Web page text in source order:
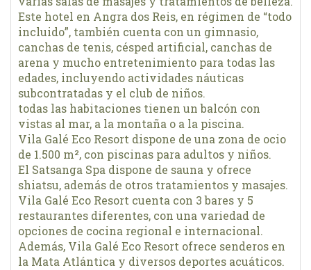
Este hotel en Angra dos Reis, en régimen de “todo
incluido”, también cuenta con un gimnasio,
canchas de tenis, césped artificial, canchas de
arena y mucho entretenimiento para todas las
edades, incluyendo actividades náuticas
subcontratadas y el club de niños.
todas las habitaciones tienen un balcón con
vistas al mar, a la montaña o a la piscina.
Vila Galé Eco Resort dispone de una zona de ocio
de 1.500 m², con piscinas para adultos y niños.
El Satsanga Spa dispone de sauna y ofrece
shiatsu, además de otros tratamientos y masajes.
Vila Galé Eco Resort cuenta con 3 bares y 5
restaurantes diferentes, con una variedad de
opciones de cocina regional e internacional.
Además, Vila Galé Eco Resort ofrece senderos en
la Mata Atlántica y diversos deportes acuáticos.